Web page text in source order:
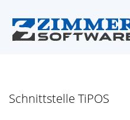
Schnittstelle TiPOS